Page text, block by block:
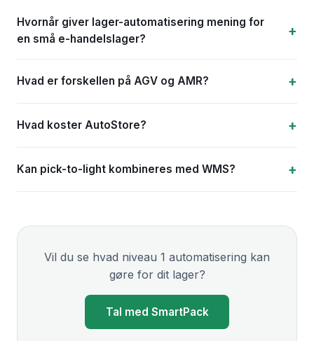
Hvornår giver lager-automatisering mening for
en små e-handelslager?
Hvad er forskellen på AGV og AMR?
Hvad koster AutoStore?
Kan pick-to-light kombineres med WMS?
Vil du se hvad niveau 1 automatisering kan
gøre for dit lager?
Tal med SmartPack